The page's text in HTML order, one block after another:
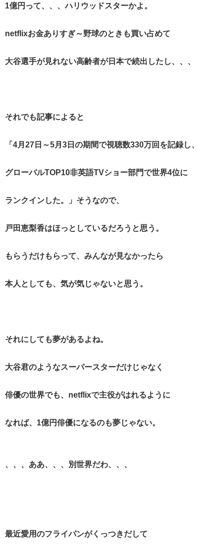
1億円って、、、ハリウッドスターかよ。
netflixお金ありすぎ～野球のときも買い占めて
大谷選手が見れない高齢者が日本で続出したし、、、
それでも記事によると
「4月27日～5月3日の期間で視聴数330万回を記録し、
グローバルTOP10非英語TVショー部門で世界4位に
ランクインした。」そうなので、
戸田恵梨香はほっとしているだろうと思う。
もらうだけもらって、みんなが見なかったら
本人としても、気が気じゃないと思う。
それにしても夢があるよね。
大谷君のようなスーパースターだけじゃなく
俳優の世界でも、netflixで主役がはれるように
なれば、1億円俳優になるのも夢じゃない。
、、、ああ、、、別世界だわ、、、
最近愛用のフライパンがくっつきだして